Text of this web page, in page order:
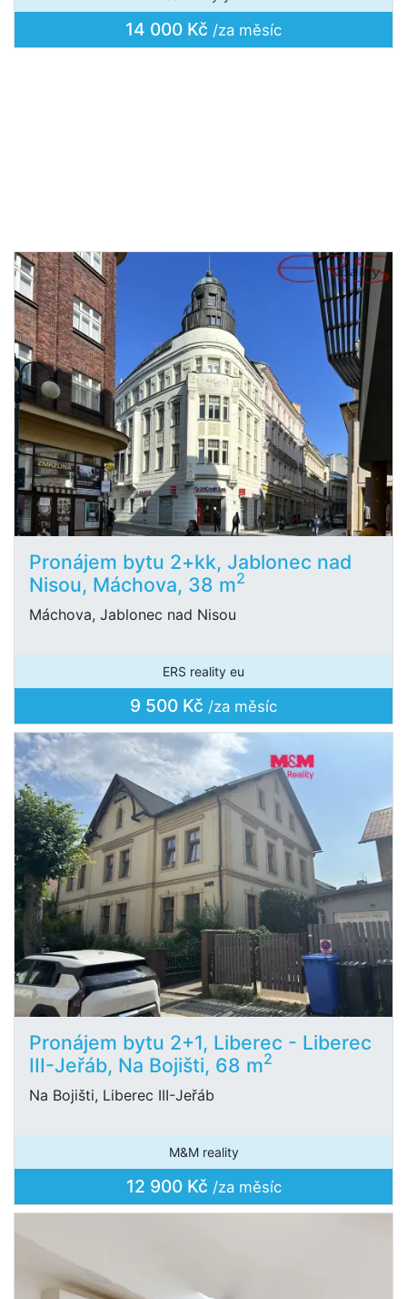
14 000 Kč /za měsíc
Pronájem bytu 2+kk, Jablonec nad
Nisou, Máchova, 38 m2
Máchova, Jablonec nad Nisou
ERS reality eu
9 500 Kč /za měsíc
Pronájem bytu 2+1, Liberec - Liberec
III-Jeřáb, Na Bojišti, 68 m2
Na Bojišti, Liberec III-Jeřáb
M&M reality
12 900 Kč /za měsíc